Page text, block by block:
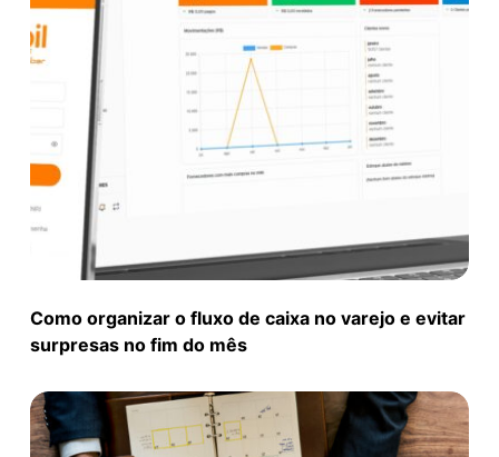
Como organizar o fluxo de caixa no varejo e evitar
surpresas no fim do mês